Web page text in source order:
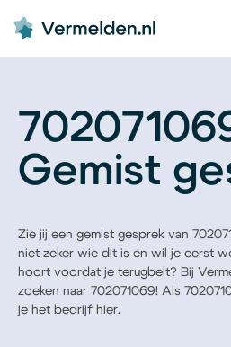
702071069
Gemist
Zie jij een gemist gesprek van
niet zeker wie dit is en wil je eerst
hoort voordat je terugbelt? Bij
zoeken naar 702071069! Als
je het bedrijf hier.